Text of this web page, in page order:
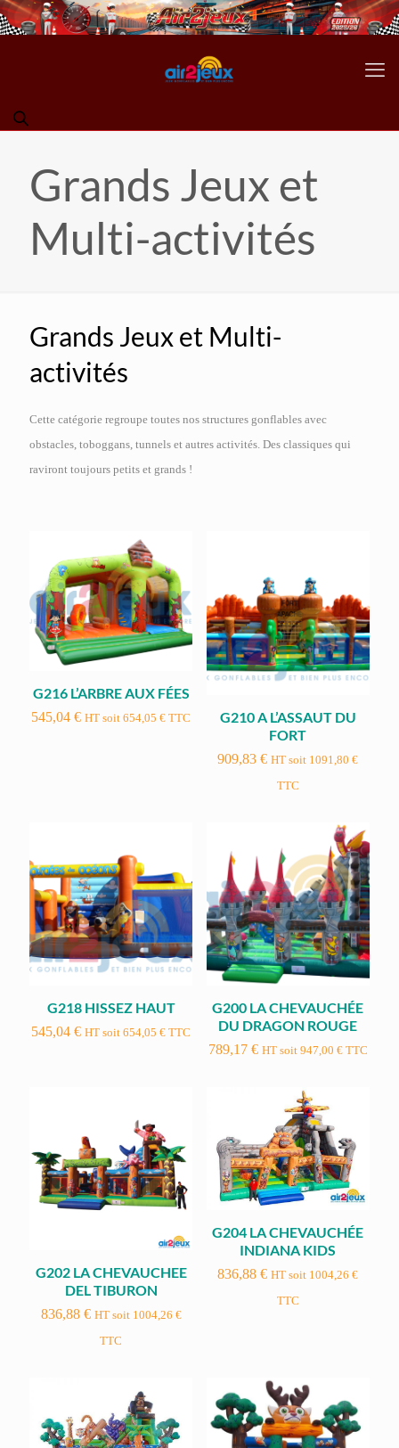
Grands Jeux et
Multi-activités
Grands Jeux et Multi-
activités
Cette catégorie regroupe toutes nos structures gonflables avec
obstacles, toboggans, tunnels et autres activités. Des classiques qui
raviront toujours petits et grands !
G216 L’ARBRE AUX FÉES
545,04€ HT soit654,05€ TTC
G210 A L’ASSAUT DU
FORT
909,83€ HT soit 1091,80€
TTC
G218 HISSEZ HAUT
545,04€ HT soit654,05€ TTC
G200 LA CHEVAUCHÉE
DU DRAGON ROUGE
789,17 € HT soit 947,00 €TTC
G202 LA CHEVAUCHEE
DEL TIBURON
836,88 € HT soit 1004,26 €
TTC
G204 LA CHEVAUCHÉE
INDIANA KIDS
836,88€ HT soit 1004,26€
TTC